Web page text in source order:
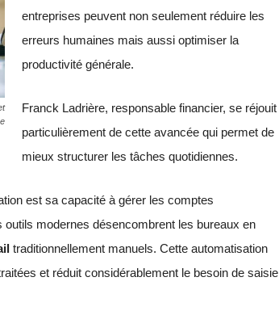
entreprises peuvent non seulement réduire les
erreurs humaines mais aussi optimiser la
productivité générale.
Franck Ladrière, responsable financier, se réjouit
particulièrement de cette avancée qui permet de
mieux structurer les tâches quotidiennes.
est sa capacité à gérer les comptes
modernes désencombrent les bureaux en
traditionnellement manuels. Cette automatisation
et réduit considérablement le besoin de saisie